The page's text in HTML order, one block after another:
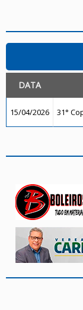
DATA
15/04/2026 31°